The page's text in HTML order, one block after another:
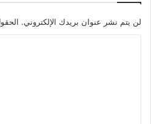
لن يتم نشر عنوان بريدك الإلكتروني.